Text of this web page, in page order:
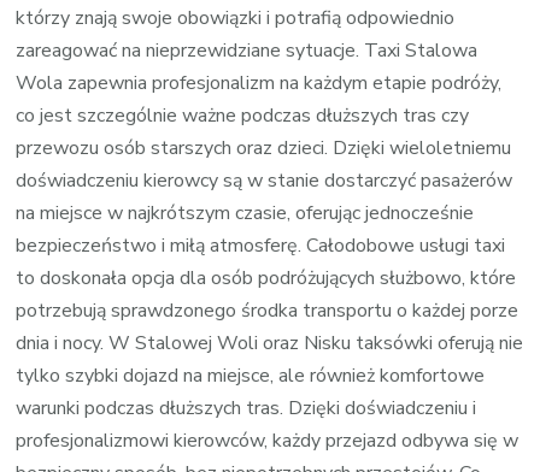
którzy znają swoje obowiązki i potrafią odpowiednio
zareagować na nieprzewidziane sytuacje. Taxi Stalowa
Wola zapewnia profesjonalizm na każdym etapie podróży,
co jest szczególnie ważne podczas dłuższych tras czy
przewozu osób starszych oraz dzieci. Dzięki wieloletniemu
doświadczeniu kierowcy są w stanie dostarczyć pasażerów
na miejsce w najkrótszym czasie, oferując jednocześnie
bezpieczeństwo i miłą atmosferę. Całodobowe usługi taxi
to doskonała opcja dla osób podróżujących służbowo, które
potrzebują sprawdzonego środka transportu o każdej porze
dnia i nocy. W Stalowej Woli oraz Nisku taksówki oferują nie
tylko szybki dojazd na miejsce, ale również komfortowe
warunki podczas dłuższych tras. Dzięki doświadczeniu i
profesjonalizmowi kierowców, każdy przejazd odbywa się w